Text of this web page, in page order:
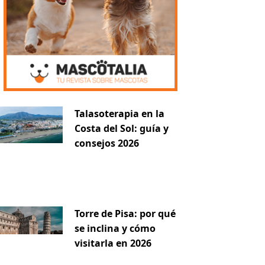
Talasoterapia en la
Costa del Sol: guía y
consejos 2026
Torre de Pisa: por qué
se inclina y cómo
visitarla en 2026